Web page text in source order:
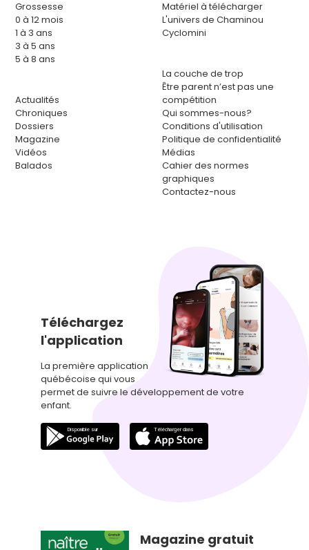
Grossesse
0 à 12 mois
1 à 3 ans
3 à 5 ans
5 à 8 ans
Actualités
Chroniques
Dossiers
Magazine
Vidéos
Balados
Matériel à télécharger
L'univers de Chaminou
Cyclomini
La couche de trop
Être parent n’est pas une
compétition
Qui sommes-nous?
Conditions d'utilisation
Politique de confidentialité
Médias
Cahier des normes
graphiques
Contactez-nous
Téléchargez
l'application
La première application
québécoise qui vous
permet de suivre le développement de votre
enfant.
Magazine gratuit